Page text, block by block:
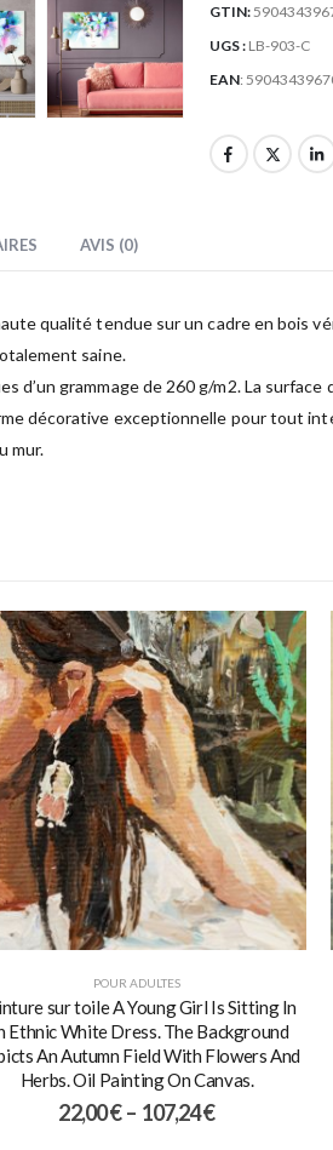
GTIN:
UGS : LB-903-C
EAN:
AVIS (0)
qualité tendue sur un cadre en bois
saine.
d’un grammage de 260 g/m2. La
décorative exceptionnelle pour tout
mur.
POUR ADULTES
sur toile A Young Girl Is Sitting In
Ethnic White Dress. The Background
An Autumn Field With Flowers And
Herbs. Oil Painting On Canvas.
22,00€ – 107,24€